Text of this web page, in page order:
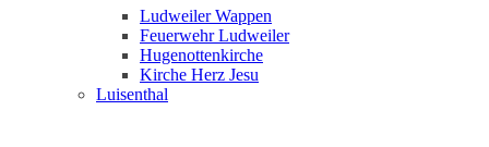
Ludweiler Wappen
Feuerwehr Ludweiler
Hugenottenkirche
Kirche Herz Jesu
Luisenthal